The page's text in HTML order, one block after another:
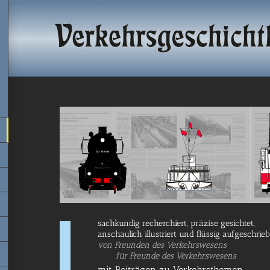
sach­kun­dig recher­chiert, prä­zi­se gesichtet,
anschau­lich illus­triert und flüs­sig
von Freun­den des Verkehrswesens
für Freun­de des Verkehrswesens